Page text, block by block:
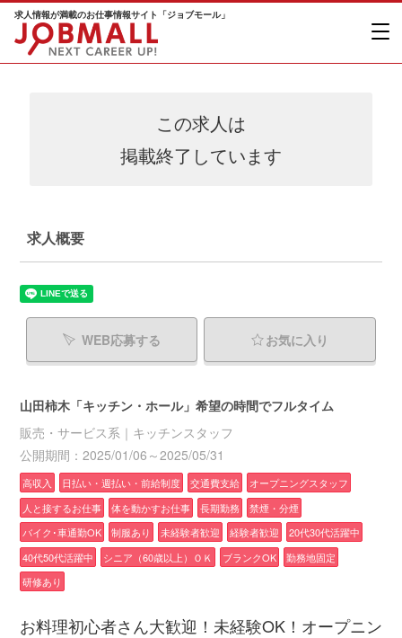
求人情報が満載のお仕事情報サイト「ジョブモール」
この求人は
掲載終了しています
求人概要
WEB応募する お気に入り
山田柿木「キッチン・ホール」希望の時間でフルタイム
販売・サービス系｜キッチンスタッフ
公開期間：2025/01/06～2025/05/31
高収入 日払い・週払い・前給制度 交通費支給
オープニングスタッフ
人と接するお仕事
体を動かすお仕事 長期勤務
禁煙・分煙
バイク･車通勤OK
制服あり 未経験者歓迎 経験者歓迎
20代30代活躍中
40代50代活躍中
シニア（60歳以上）ＯＫ ブランクOK
勤務地固定
研修あり
お料理初心者さん大歓迎！未経験OK！オープニン